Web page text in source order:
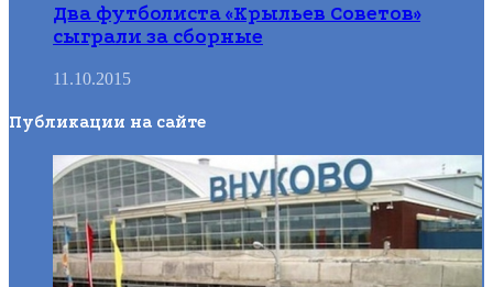
Два футболиста «Крыльев Советов»
сыграли за сборные
11.10.2015
Публикации на сайте